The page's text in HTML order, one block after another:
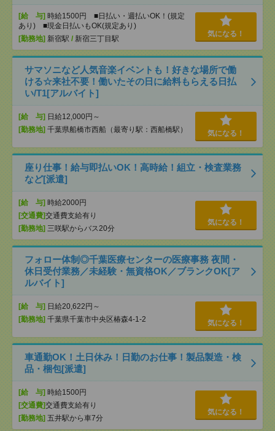
[給 与] 時給1500円 ■日払い・週払いOK！(規定
あり) ■現金日払いもOK(規定あり)
[勤務地] 新宿駅 / 新宿三丁目駅
気になる！
サマソニなど人気音楽イベントも！好きな場所で働
ける☆来社不要！働いたその日に給料もらえる日払
い/T1[アルバイト]
[給 与] 日給12,000円～
[勤務地] 千葉県船橋市西船（最寄り駅：西船橋駅） 気になる！
座り仕事！給与即払いOK！高時給！組立・検査業務
など[派遣]
[給 与] 時給2000円
[交通費]交通費支給有り
[勤務地] 三咲駅からバス20分
気になる！
フォロー体制◎千葉医療センターの医療事務 夜間・
休日受付業務／未経験・無資格OK／ブランクOK[ア
ルバイト]
[給 与] 日給20,622円～
[勤務地] 千葉県千葉市中央区椿森4-1-2 気になる！
車通勤OK！土日休み！日勤のお仕事！製品製造・検
品・梱包[派遣]
[給 与] 時給1500円
[交通費]交通費支給有り
[勤務地] 五井駅から車7分
気になる！